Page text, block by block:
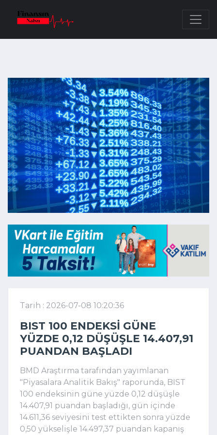
Tarih : 2026-07-08 10:20:36
BIST 100 ENDEKSI GÜNE
YÜZDE 0,12 DÜŞÜŞLE 14.407,91
PUANDAN BAŞLADI
BMD Araştırma tarafından yayımlanan
"Piyasalara Analitik Bakış" raporunda, BIST
100 endeksinin güne yüzde 0,12 düşüşle
14.407,91 puandan başladığı, gün içinde
14.611,36 seviyesini test ettikten sonra yüzde
0,50 yükselişle 14.497,37 puandan kapanış